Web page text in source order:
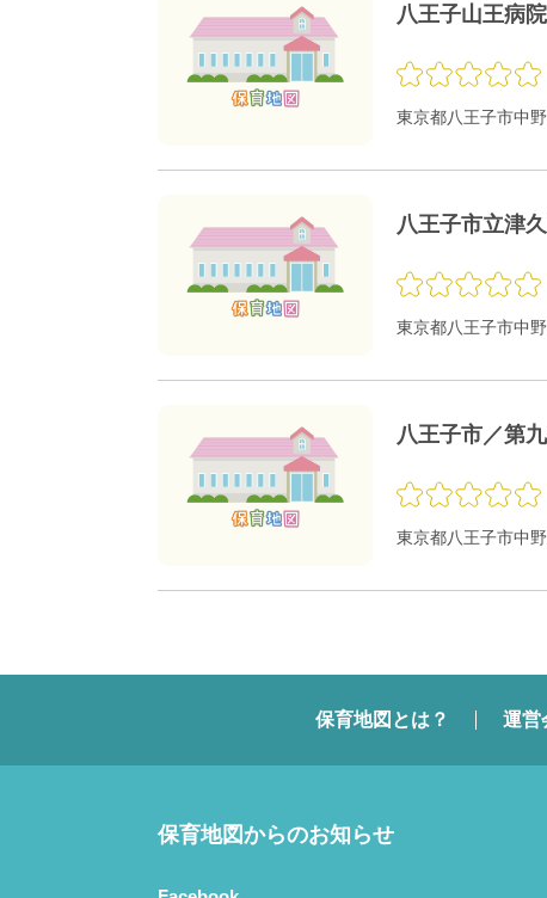
八王子山王病
東京都八王子市中
八王子市立津
東京都八王子市中
八王子市／第
東京都八王子市中
保育地図とは？ 運営
保育地図からのお知らせ